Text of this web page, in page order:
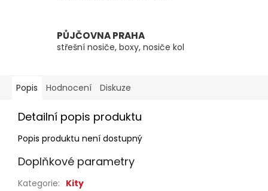
PŮJČOVNA PRAHA
střešní nosiče, boxy, nosiče kol
Popis Hodnocení Diskuze
Detailní popis produktu
Popis produktu není dostupný
Doplňkové parametry
Kategorie: Kity